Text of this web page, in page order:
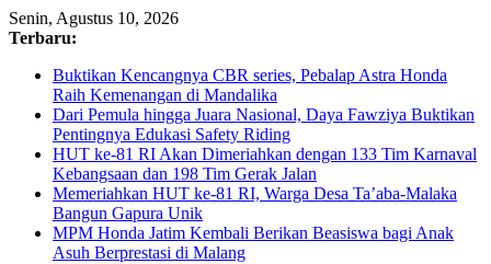
Senin, Agustus 10, 2026
Terbaru:
Buktikan Kencangnya CBR series, Pebalap Astra Honda
Raih Kemenangan di Mandalika
Dari Pemula hingga Juara Nasional, Daya Fawziya Buktikan
Pentingnya Edukasi Safety Riding
HUT ke-81 RI Akan Dimeriahkan dengan 133 Tim Karnaval
Kebangsaan dan 198 Tim Gerak Jalan
Memeriahkan HUT ke-81 RI, Warga Desa Ta’aba-Malaka
Bangun Gapura Unik
MPM Honda Jatim Kembali Berikan Beasiswa bagi Anak
Asuh Berprestasi di Malang